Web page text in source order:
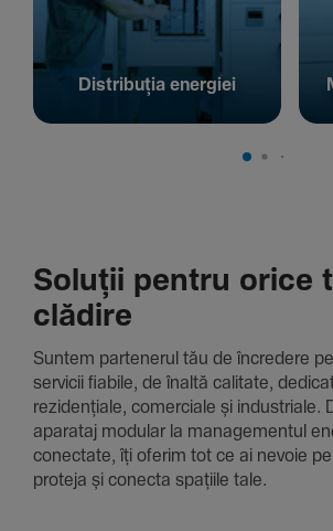
Distribuția energiei
Soluții pentru orice
clădire
Suntem parte­nerul tău de încre­dere
servicii fiabile, de înaltă cali­tate,
rezi­den­țiale, comer­ciale și indus­triale.
aparataj modular la managementul
conec­tate, îți oferim tot ce ai nevoie
proteja și conecta spațiile tale.